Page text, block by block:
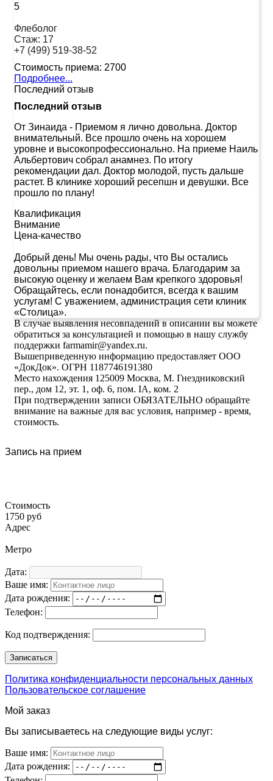
5
Флеболог
Стаж: 17
+7 (499) 519-38-52
Стоимость приема: 2700
Подробнее...
Последний отзыв
Последний отзыв
От Зинаида - Приемом я лично довольна. Доктор
внимательный. Все прошло очень на хорошем
уровне и высокопрофессионально. На приеме Наиль
Альбертович собрал анамнез. По итогу
рекомендации дал. Доктор молодой, пусть дальше
растет. В клинике хороший ресепшн и девушки. Все
прошло по плану!
Квалификация
Внимание
Цена-качество
Добрый день! Мы очень рады, что Вы остались
довольны приемом нашего врача. Благодарим за
высокую оценку и желаем Вам крепкого здоровья!
Обращайтесь, если понадобится, всегда к вашим
услугам! С уважением, администрация сети клиник
«Столица».
В случае выявления несовпадений в описании вы можете
обратиться за консультацией и помощью в нашу службу
поддержки farmamir@yandex.ru.
Вышеприведенную информацию предоставляет ООО
«ДокДок». ОГРН 1187746191380
Место нахождения 125009 Москва, М. Гнездниковский
пер., дом 12, эт. 1, оф. 6, пом. IA, ком. 2
При подтверждении записи ОБЯЗАТЕЛЬНО обращайте
внимание на важные для вас условия, например - время,
стоимость.
Запись на прием
Стоимость
1750 руб
Адрес
Метро
Дата:
Ваше имя:
Дата рождения:
Телефон:
Код подтверждения:
Политика конфиденциальности персональных данных
Пользовательское соглашение
Мой заказ
Вы записываетесь на следующие виды услуг:
Ваше имя:
Дата рождения: